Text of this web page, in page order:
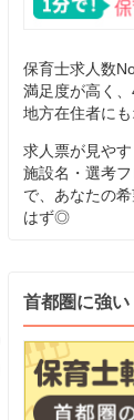
保育士求人数
満足度が高く
地方在住者にも
求人票が見や
施設名・選考
で、あなたの
はず◎
首都圏に強